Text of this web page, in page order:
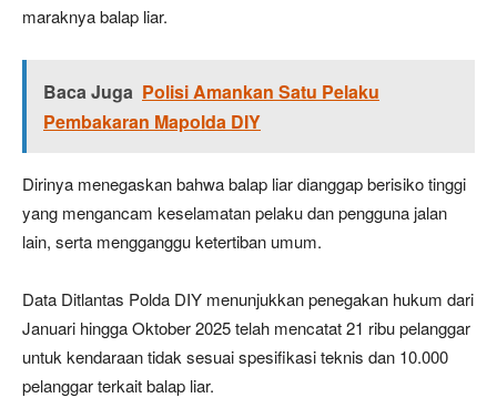
maraknya balap liar.
Baca Juga Polisi Amankan Satu Pelaku
Pembakaran Mapolda DIY
Dirinya menegaskan bahwa balap liar dianggap berisiko tinggi
yang mengancam keselamatan pelaku dan pengguna jalan
lain, serta mengganggu ketertiban umum.
Data Ditlantas Polda DIY menunjukkan penegakan hukum dari
Januari hingga Oktober 2025 telah mencatat 21 ribu pelanggar
untuk kendaraan tidak sesuai spesifikasi teknis dan 10.000
pelanggar terkait balap liar.